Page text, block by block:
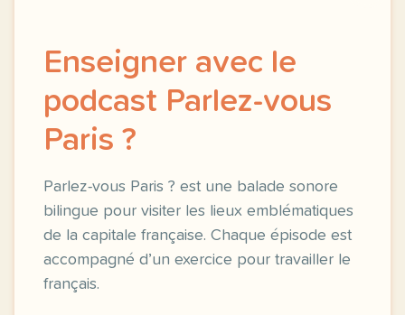
Enseigner avec le
podcast Parlez-vous
Paris ?
Parlez-vous Paris ? est une balade sonore
bilingue pour visiter les lieux emblématiques
de la capitale française. Chaque épisode est
accompagné d’un exercice pour travailler le
français.